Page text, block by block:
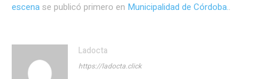
escenase publicó primero en Municipalidad de Córdoba..
Ladocta
https://ladocta.click